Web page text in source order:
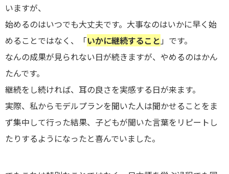
いますが、
始めるのはいつでも大丈夫です。大事なのはいかに早く始
めることではなく、「いかに継続すること 」です。
なんの成果が見られない日が続きますが、やめるのはかん
たんです。
継続をし続ければ、耳の良さを実感する日が来ます。
実際、私からモデルプランを聞いた人は聞かせることをま
ず集中して行った結果、子どもが聞いた言葉をリピートし
たりするようになったと喜んでいました。